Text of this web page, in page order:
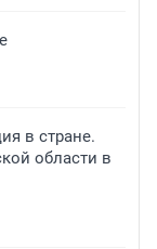
в стране.
области в